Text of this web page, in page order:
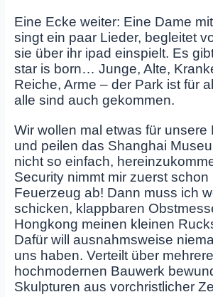
Eine Ecke weiter: Eine Dame
singt ein paar Lieder, begleitet
sie über ihr ipad einspielt. Es
star is born… Junge, Alte,
Reiche, Arme – der Park ist für
alle sind auch gekommen.
Wir wollen mal etwas für unsere
und peilen das Shanghai
nicht so einfach,
Security nimmt mir zuerst schon
Feuerzeug ab! Dann muss ich
schicken, klappbaren
Hongkong meinen kleinen
Dafür will ausnahmsweise
uns haben. Verteilt über
hochmodernen Bauwerk
Skulpturen aus vorchristlicher